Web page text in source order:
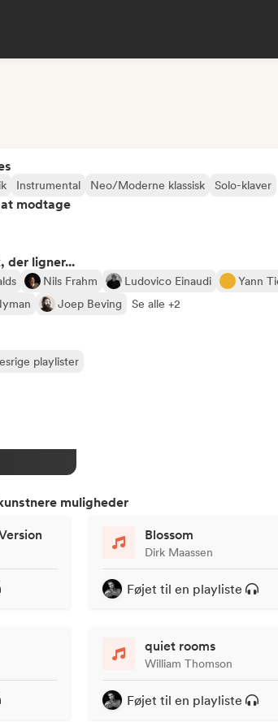
Instrumental Neo/Moderne klassisk Solo-klaver
modtage
der ligner...
Nils Frahm Ludovico Einaudi
Yann
Joep Beving Se alle +2
playlister
muligheder
Blossom
Dirk Maassen
Føjet til en playliste
quiet rooms
William Thomson
Føjet til en playliste